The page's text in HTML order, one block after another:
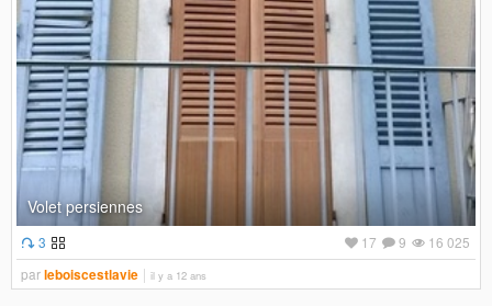
Volet persiennes
3 16 025
9
17
parleboiscestlavie il y a 12 ans